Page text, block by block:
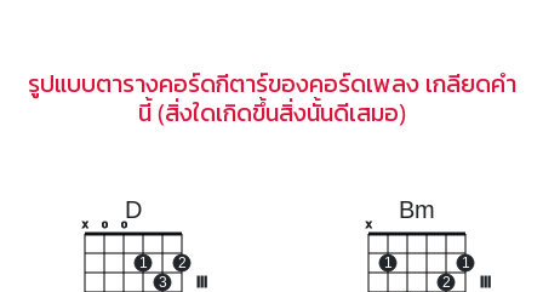
รูปแบบตารางคอร์ดกีตาร์ของคอร์ดเพลง เกลียดคำ
นี้ (สิ่งใดเกิดขึ้นสิ่งนั้นดีเสมอ)
D
x o o
1
3
2
Bm
x
1
2
1